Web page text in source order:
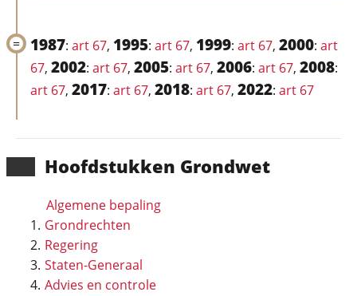
Hoofd­stukken Grondwet
Algemene bepaling
Grondrechten
Regering
Staten-Generaal
Advies en controle
1987: art 67, 1995: art 67, 1999: art 67, 2000: art
67, 2002: art 67, 2005: art 67, 2006: art 67, 2008:
art 67, 2017: art 67, 2018: art 67, 2022: art 67